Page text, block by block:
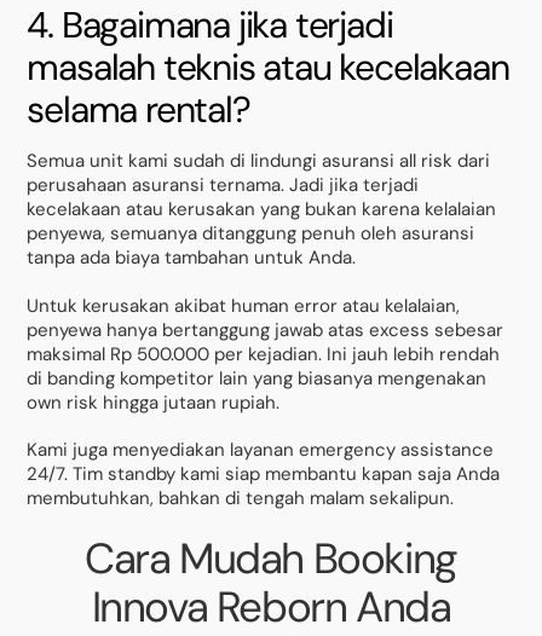
4. Bagaimana jika terjadi
masalah teknis atau kecelakaan
selama rental?
Semua unit kami sudah di lindungi asuransi all risk dari
perusahaan asuransi ternama. Jadi jika terjadi
kecelakaan atau kerusakan yang bukan karena kelalaian
penyewa, semuanya ditanggung penuh oleh asuransi
tanpa ada biaya tambahan untuk Anda.
Untuk kerusakan akibat human error atau kelalaian,
penyewa hanya bertanggung jawab atas excess sebesar
maksimal Rp 500.000 per kejadian. Ini jauh lebih rendah
di banding kompetitor lain yang biasanya mengenakan
own risk hingga jutaan rupiah.
Kami juga menyediakan layanan emergency assistance
24/7. Tim standby kami siap membantu kapan saja Anda
membutuhkan, bahkan di tengah malam sekalipun.
Cara Mudah Booking
Innova Reborn Anda